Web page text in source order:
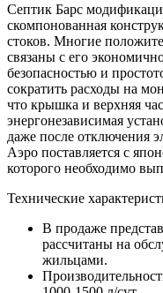
Септик Барс
скомпонованная
стоков. Многие
связаны с его
безопасностью и
сократить расходы на
что крышка и верхняя
энергонезависимая
даже после отключения
Аэро поставляется с
которого необходимо
Технические
В продаже
рассчитаны на
жильцами.